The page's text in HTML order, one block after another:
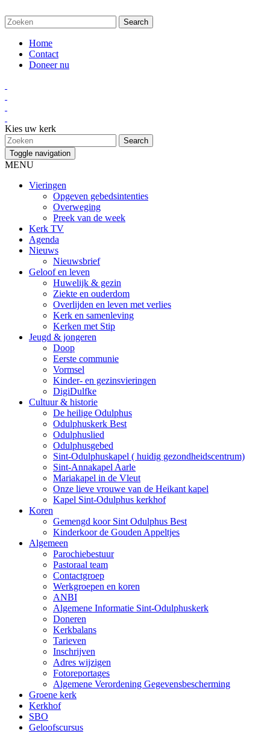
Home
Contact
Doneer nu
Kies uw kerk
Toggle navigation
MENU
Vieringen
Opgeven gebedsintenties
Overweging
Preek van de week
Kerk TV
Agenda
Nieuws
Nieuwsbrief
Geloof en leven
Huwelijk & gezin
Ziekte en ouderdom
Overlijden en leven met verlies
Kerk en samenleving
Kerken met Stip
Jeugd & jongeren
Doop
Eerste communie
Vormsel
Kinder- en gezinsvieringen
DigiDulfke
Cultuur & historie
De heilige Odulphus
Odulphuskerk Best
Odulphuslied
Odulphusgebed
Sint-Odulphuskapel ( huidig gezondheidscentrum)
Sint-Annakapel Aarle
Mariakapel in de Vleut
Onze lieve vrouwe van de Heikant kapel
Kapel Sint-Odulphus kerkhof
Koren
Gemengd koor Sint Odulphus Best
Kinderkoor de Gouden Appeltjes
Algemeen
Parochiebestuur
Pastoraal team
Contactgroep
Werkgroepen en koren
ANBI
Algemene Informatie Sint-Odulphuskerk
Doneren
Kerkbalans
Tarieven
Inschrijven
Adres wijzigen
Fotoreportages
Algemene Verordening Gegevensbescherming
Groene kerk
Kerkhof
SBO
Geloofscursus